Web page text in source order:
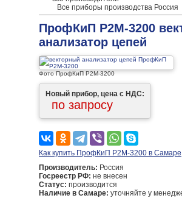
Все приборы производства Россия
ПрофКиП Р2М-3200
анализатор цепей
Фото ПрофКиП Р2М-3200
Новый прибор, цена с НДС:
по запросу
Как купить ПрофКиП Р2М-3200 в Самаре
Производитель: Россия
Госреестр РФ: не внесен
Статус: производится
Наличие в Самаре: уточняйте у